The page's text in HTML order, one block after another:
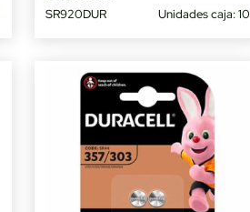
SR920DUR Unidades caja: 10